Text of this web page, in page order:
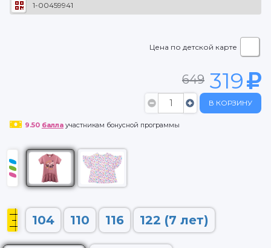
1-00459941
Цена по детской карте
649 319
В КОРЗИНУ
9.50 баллаучастникам бонусной программы
104 110 116 122 (7 лет)